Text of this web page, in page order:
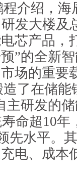
介绍，海
发大楼及
芯产品，
”的全新
场的重要
了在储能
主研发的
命超10年
先水平。
电、成本